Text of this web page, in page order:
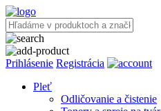
Prihlásenie Registrácia
Pleť
Odličovanie a čistenie